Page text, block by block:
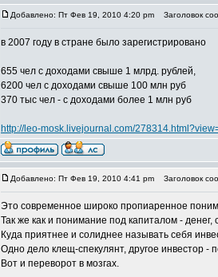
Добавлено: Пт Фев 19, 2010 4:20 pm Заголовок
в 2007 году в стране было зарегистрировано
655 чел с доходами свыше 1 млрд. рублей,
6200 чел с доходами свыше 100 млн руб
370 тыс чел - с доходами более 1 млн руб
http://leo-mosk.livejournal.com/
Добавлено: Пт Фев 19, 2010 4:41 pm Заголовок
Это современное широко пропиаренное
Так же как и понимание под капиталом - денег,
Куда приятнее и солиднее называть себя
Одно дело клещ-спекулянт, другое инвестор -
Вот и переворот в мозгах.